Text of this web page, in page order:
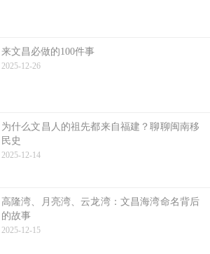
来文昌必做的100件事
2025-12-26
为什么文昌人的祖先都来自福建？聊聊闽南移
民史
2025-12-14
高隆湾、月亮湾、云龙湾：文昌海湾命名背后
的故事
2025-12-15